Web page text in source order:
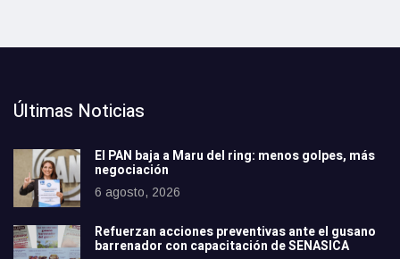
Últimas Noticias
El PAN baja a Maru del ring: menos golpes, más
negociación
6 agosto, 2026
Refuerzan acciones preventivas ante el gusano
barrenador con capacitación de SENASICA